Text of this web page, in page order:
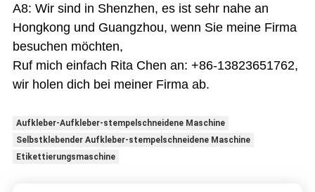
A8: Wir sind in Shenzhen, es ist sehr nahe an
Hongkong und Guangzhou, wenn Sie meine Firma
besuchen möchten,
Ruf mich einfach Rita Chen an: +86-13823651762,
wir holen dich bei meiner Firma ab.
Aufkleber-Aufkleber-stempelschneidene Maschine
Selbstklebender Aufkleber-stempelschneidene Maschine
Etikettierungsmaschine